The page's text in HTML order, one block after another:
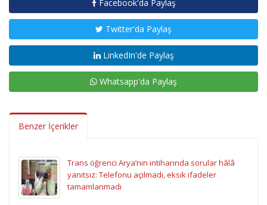
Facebook'da Paylaş
Twitter'da Paylaş
LinkedIn'de Paylaş
Whatsapp'da Paylaş
Benzer İçerikler
Trans öğrenci Arya’nın intiharında sorular hâlâ
yanıtsız: Telefonu açılmadı, eksik ifadeler
tamamlanmadı